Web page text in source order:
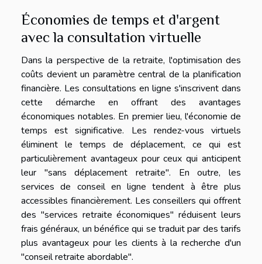
Économies de temps et d'argent
avec la consultation virtuelle
Dans la perspective de la retraite, l'optimisation des
coûts devient un paramètre central de la planification
financière. Les consultations en ligne s'inscrivent dans
cette démarche en offrant des avantages
économiques notables. En premier lieu, l'économie de
temps est significative. Les rendez-vous virtuels
éliminent le temps de déplacement, ce qui est
particulièrement avantageux pour ceux qui anticipent
leur "sans déplacement retraite". En outre, les
services de conseil en ligne tendent à être plus
accessibles financièrement. Les conseillers qui offrent
des "services retraite économiques" réduisent leurs
frais généraux, un bénéfice qui se traduit par des tarifs
plus avantageux pour les clients à la recherche d'un
"conseil retraite abordable".